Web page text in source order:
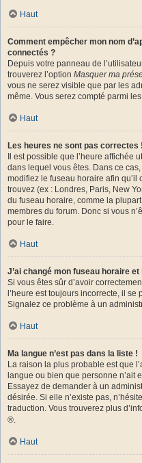
Haut
Comment empêcher mon nom
connectés ?
Depuis votre panneau de
trouverez l’option Masquer ma
vous ne serez visible que par les
même. Vous serez compté parmi
Haut
Les heures ne sont pas correctes !
Il est possible que l’heure affichée
dans lequel vous êtes. Dans ce
modifiez le fuseau horaire afin
trouvez (ex : Londres, Paris, New
du fuseau horaire, comme la
membres du forum. Donc si vous
pour le faire.
Haut
J’ai changé mon fuseau horaire
Si vous êtes sûr d’avoir
l’heure est toujours incorrecte, il
Signalez ce problème à un
Haut
Ma langue n’est pas dans la liste !
La raison la plus probable est que
langue ou bien que personne n’ait
Essayez de demander à un
désirée. Si elle n’existe pas,
traduction. Vous trouverez plus
®.
Haut